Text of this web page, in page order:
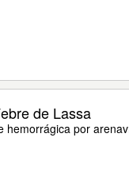
de Lassa
hemorrágica por